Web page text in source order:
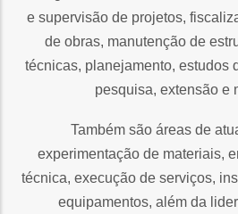
e supervisão de projetos,
de obras, manutenção de
técnicas, planejamento, estudos
pesquisa, extensão e
Também são áreas de
experimentação de materiais,
técnica, execução de serviços,
equipamentos, além da